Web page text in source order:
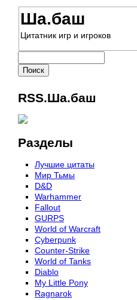
Ша.баш
Цитатник игр и игроков
RSS.Ша.баш
Разделы
Лучшие цитаты
Мир Тьмы
D&D
Warhammer
Fallout
GURPS
World of Warcraft
Сyberpunk
Counter-Strike
World of Tanks
Diablo
My Little Pony
Ragnarok